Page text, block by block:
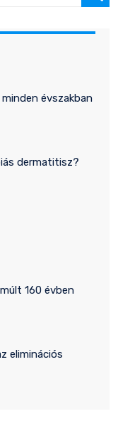
évszakban
dermatitisz?
160 évben
eliminációs